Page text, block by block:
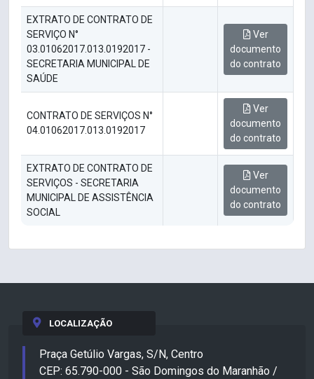
EXTRATO DE CONTRATO DE
SERVIÇO N°
03.01062017.013.0192017 -
SECRETARIA MUNICIPAL DE
SAÚDE
Ver
documento
do contrato
CONTRATO DE SERVIÇOS N°
04.01062017.013.0192017
Ver
documento
do contrato
EXTRATO DE CONTRATO DE
SERVIÇOS - SECRETARIA
MUNICIPAL DE ASSISTÊNCIA
SOCIAL
Ver
documento
do contrato
LOCALIZAÇÃO
Praça Getúlio Vargas, S/N, Centro
CEP: 65.790-000 - São Domingos do Maranhão /